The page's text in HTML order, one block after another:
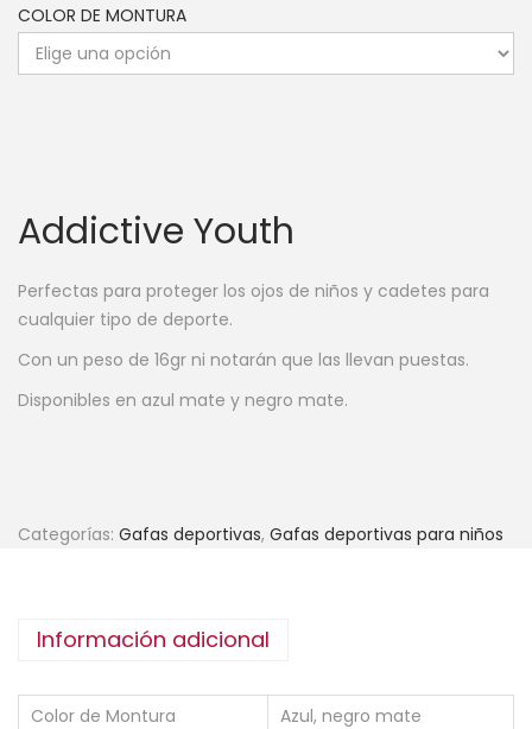
COLOR DE MONTURA
Addictive Youth
Perfectas para proteger los ojos de niños y cadetes para
cualquier tipo de deporte.
Con un peso de 16gr ni notarán que las llevan puestas.
Disponibles en azul mate y negro mate.
Categorías: Gafas deportivas, Gafas deportivas para niños
Información adicional
Color de Montura Azul, negro mate